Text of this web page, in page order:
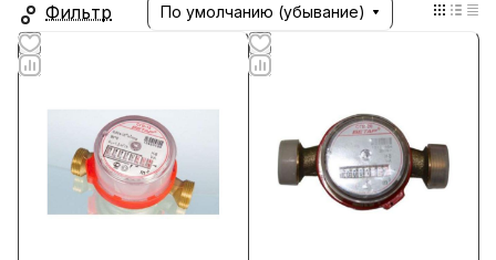
Фильтр По умолчанию (убывание)